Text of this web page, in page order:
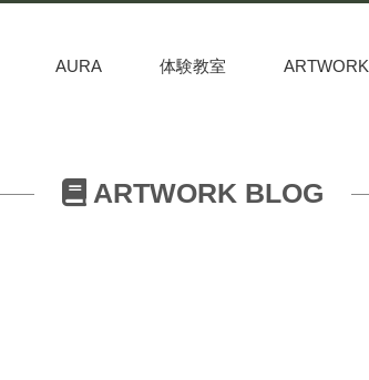
AURA 体験教室 ARTWORK
ARTWORK BLOG